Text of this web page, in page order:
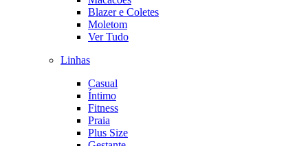
Blazer e Coletes
Moletom
Ver Tudo
Linhas
Casual
Íntimo
Fitness
Praia
Plus Size